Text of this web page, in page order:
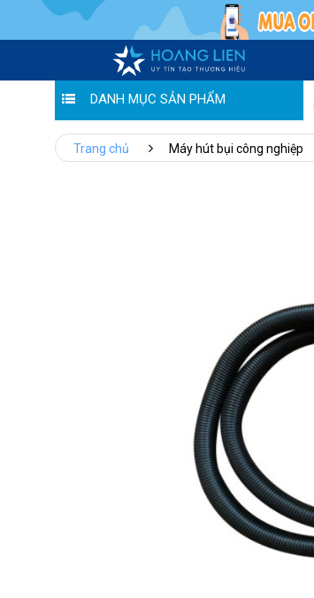
DANH MỤC SẢN PHẨM
Trang chủ Máy hút bụi công nghiệp